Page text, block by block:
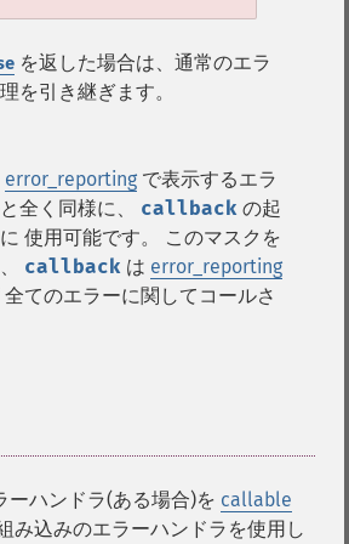
を返した場合は、通常のエラ
を引き継ぎます。
error_reporting で表示するエラ
全く同様に、 callback の起
使用可能です。 このマスクを
callback は error_reporting
てのエラーに関してコールさ
ーハンドラ(ある場合)を callable
み込みのエラーハンドラを使用し